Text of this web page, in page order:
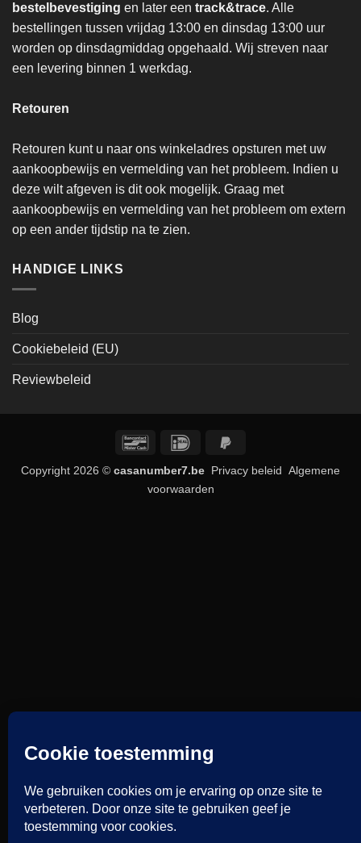
bestelbevestiging en later een track&trace. Alle
bestellingen tussen vrijdag 13:00 en dinsdag 13:00 uur
worden op dinsdagmiddag opgehaald. Wij streven naar
een levering binnen 1 werkdag.
Retouren
Retouren kunt u naar ons winkeladres opsturen met uw
aankoopbewijs en vermelding van het probleem. Indien u
deze wilt afgeven is dit ook mogelijk. Graag met
aankoopbewijs en vermelding van het probleem om extern
op een ander tijdstip na te zien.
HANDIGE LINKS
Blog
Cookiebeleid (EU)
Reviewbeleid
BancontactIDeal
Copyright 2026 © casanumber7.be Privacy beleid Algemene
voorwaarden